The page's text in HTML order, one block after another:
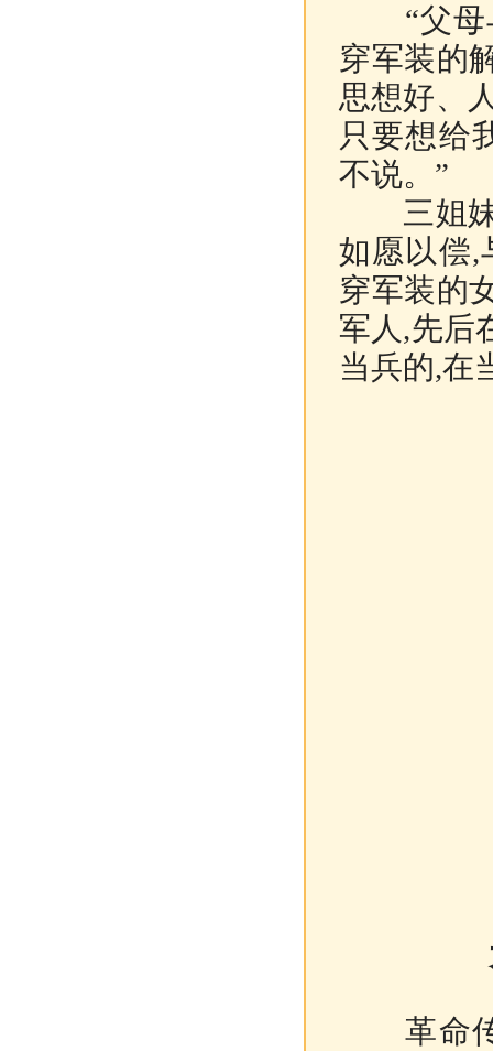
“父母与
穿军装的
思想好、
只要想给
不说。”
三姐妹
如愿以偿,
穿军装的
军人,先后
当兵的,在
革命传